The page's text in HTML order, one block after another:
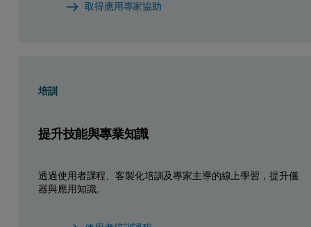
取得應用專家協助
培訓
提升技能與專業知識
透過使用者課程、客製化培訓及專家主導的線上學習，提升儀
器與應用知識。